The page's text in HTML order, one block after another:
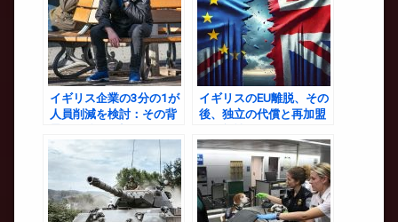
イギリス企業の3分の1が
人員削減を検討：その背
イギリスのEU離脱、その
後、独立の代償と再加盟